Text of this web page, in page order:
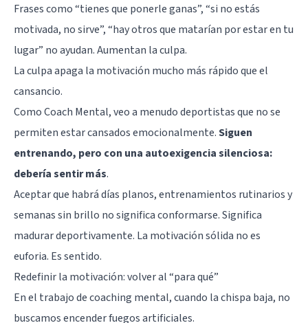
Frases como “tienes que ponerle ganas”, “si no estás
motivada, no sirve”, “hay otros que matarían por estar en tu
lugar” no ayudan. Aumentan la culpa.
La culpa apaga la motivación mucho más rápido que el
cansancio.
Como Coach Mental, veo a menudo deportistas que no se
permiten estar cansados emocionalmente.Siguen
entrenando, pero con una autoexigencia silenciosa:
debería sentir más.
Aceptar que habrá días planos, entrenamientos rutinarios y
semanas sin brillo no significa conformarse. Significa
madurar deportivamente. La motivación sólida no es
euforia. Es sentido.
Redefinir la motivación: volver al “para qué”
En el trabajo de coaching mental, cuando la chispa baja, no
buscamos encender fuegos artificiales.